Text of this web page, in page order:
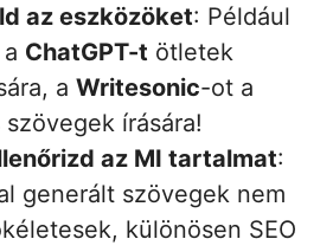
az eszközöket: Például
ChatGPT-t ötletek
a Writesonic-ot a
írására!
az MI tartalmat:
generált szövegek nem
különösen SEO